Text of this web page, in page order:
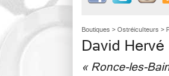
Boutiques > Ostréiculteurs >
David Hervé
« Ronce-les-